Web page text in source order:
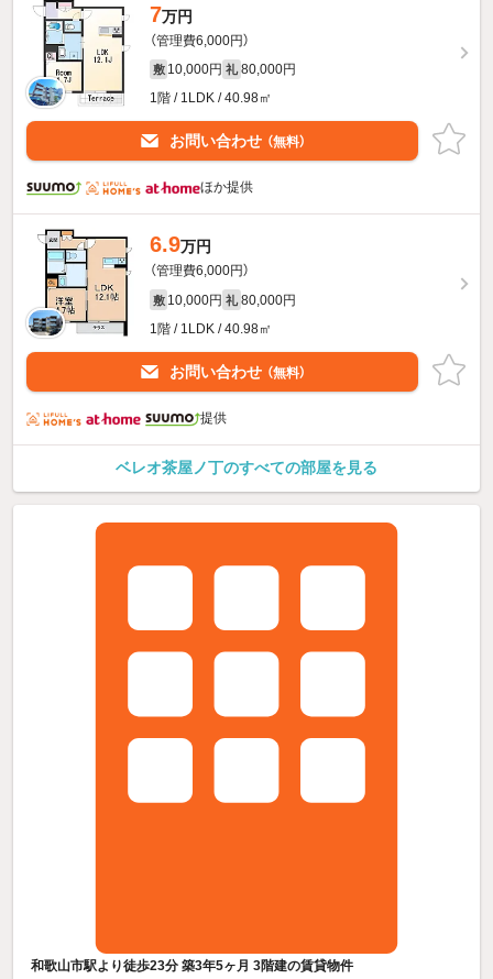
7万円
（管理費6,000円）
敷 10,000円 礼 80,000円
1階 / 1LDK / 40.98㎡
お問い合わせ （無料）
ほか提供
6.9万円
（管理費6,000円）
敷 10,000円 礼 80,000円
1階 / 1LDK / 40.98㎡
お問い合わせ （無料）
提供
ベレオ茶屋ノ丁のすべての部屋を見る
和歌山市駅より徒歩23分 築3年5ヶ月 3階建の賃貸物件